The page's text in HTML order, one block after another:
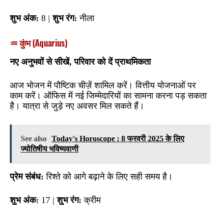
शुभ अंक: 8 |शुभ रंग: नीला
♒ कुंभ (Aquarius)
नए अनुभवों से सीखें, परिवार को दें प्राथमिकता
आज भोजन में पौष्टिक चीज़ें शामिल करें। वित्तीय योजनाओं पर
काम करें। ऑफिस में नई जिम्मेदारियों का सामना करना पड़ सकता
है। यात्रा से जुड़े नए अवसर मिल सकते हैं।
See also Today's Horoscope : 8 फरवरी 2025 के लिए
ज्योतिषीय भविष्यवाणी
प्रेम संबंध: रिश्ते को आगे बढ़ाने के लिए सही समय है।
शुभ अंक: 17 |शुभ रंग: क्रीम